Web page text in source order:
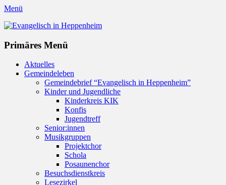
Menü
Evangelisch in Heppenheim
Primäres Menü
Zum
Inhalt
Aktuelles
Gemeindeleben
Gemeindebrief “Evangelisch in Heppenheim”
Kinder und Jugendliche
Kinderkreis KIK
Konfis
Jugendtreff
Senior:innen
Musikgruppen
Projektchor
Schola
Posaunenchor
Besuchsdienstkreis
Lesezirkel